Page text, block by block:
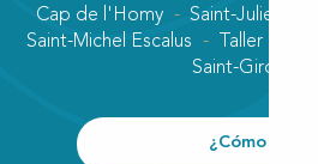
Cap de l'Homy
Saint-Julien-en-
Saint-Michel Escalus
Taller
Saint-Girons
¿Cómo